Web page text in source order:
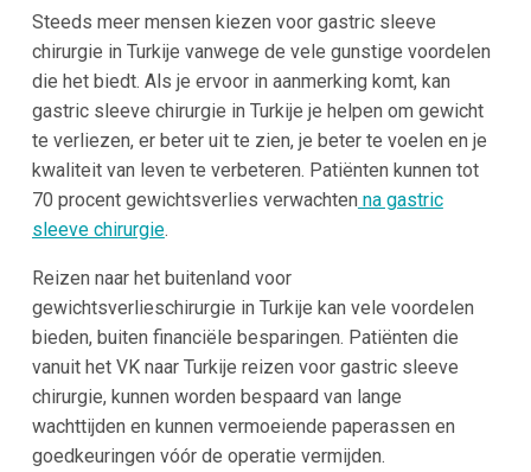
Steeds meer mensen kiezen voor gastric sleeve
chirurgie in Turkije vanwege de vele gunstige voordelen
die het biedt. Als je ervoor in aanmerking komt, kan
gastric sleeve chirurgie in Turkije je helpen om gewicht
te verliezen, er beter uit te zien, je beter te voelen en je
kwaliteit van leven te verbeteren. Patiënten kunnen tot
70 procent gewichtsverlies verwachten na gastric
sleeve chirurgie.
Reizen naar het buitenland voor
gewichtsverlieschirurgie in Turkije kan vele voordelen
bieden, buiten financiële besparingen. Patiënten die
vanuit het VK naar Turkije reizen voor gastric sleeve
chirurgie, kunnen worden bespaard van lange
wachttijden en kunnen vermoeiende paperassen en
goedkeuringen vóór de operatie vermijden.